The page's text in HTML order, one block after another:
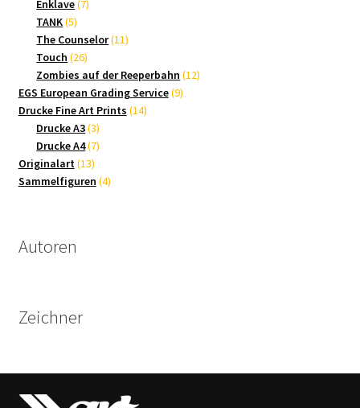
Enklave 77
TANK 55
Produkte
The Counselor 1111
Touch 2626
Produkte
Zombies auf der Reeperbahn 1212
EGS European Grading Service 99
Drucke Fine Art Prints 1414
Drucke A3 33
Produkte
Drucke A4 77
Originalart 1313
Produkte
Sammelfiguren 44
Autoren
Zeichner